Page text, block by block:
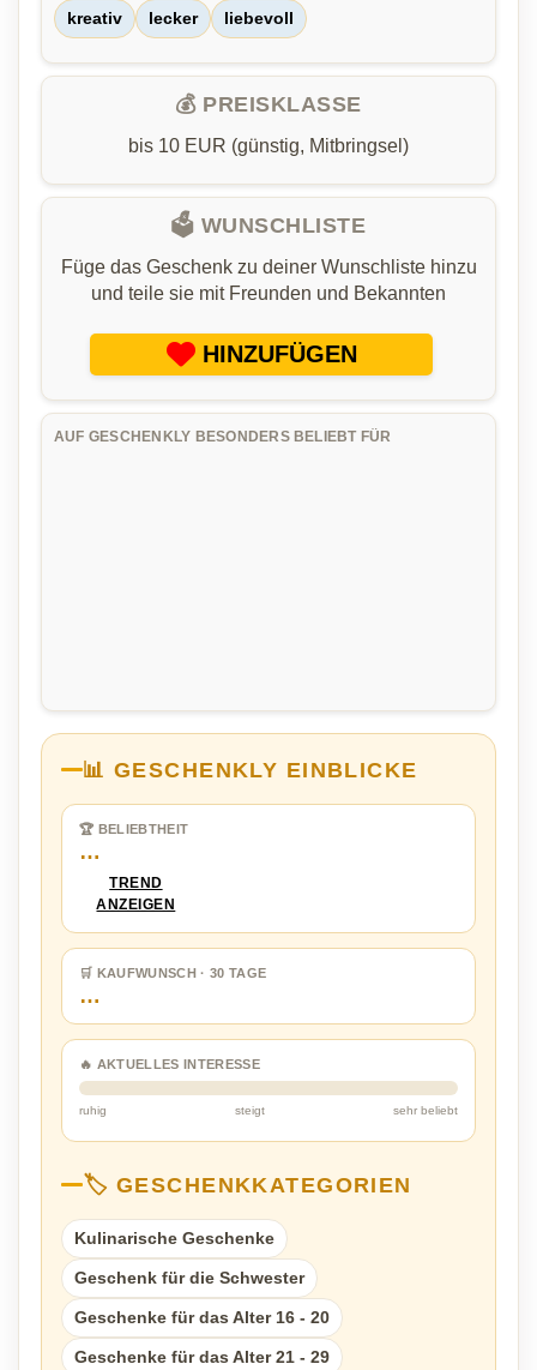
kreativ lecker liebevoll
💰 PREISKLASSE
bis 10 EUR (günstig, Mitbringsel)
🗳️ WUNSCHLISTE
Füge das Geschenk zu deiner Wunschliste hinzu
und teile sie mit Freunden und Bekannten
HINZUFÜGEN
AUF GESCHENKLY BESONDERS BELIEBT FÜR
📊 GESCHENKLY EINBLICKE
🏆 BELIEBTHEIT
…
TREND
ANZEIGEN
🛒 KAUFWUNSCH · 30 TAGE
…
🔥 AKTUELLES INTERESSE
ruhig steigt sehr beliebt
🏷️ GESCHENKKATEGORIEN
Kulinarische Geschenke
Geschenk für die Schwester
Geschenke für das Alter 16 - 20
Geschenke für das Alter 21 - 29